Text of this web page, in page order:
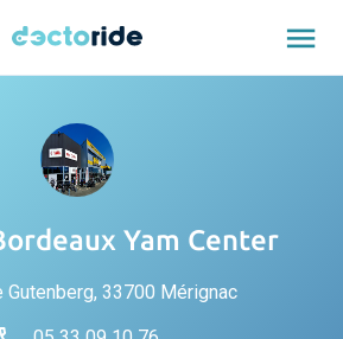
menu
Yam Center
Gutenberg, 33700 Mérignac